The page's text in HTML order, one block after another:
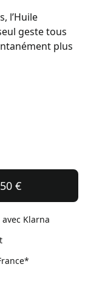
l’Huile
geste tous
plus
€
Klarna